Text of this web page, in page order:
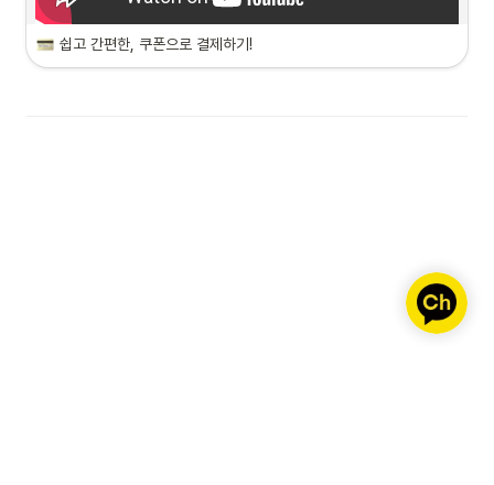
쉽고 간편한, 쿠폰으로 결제하기!